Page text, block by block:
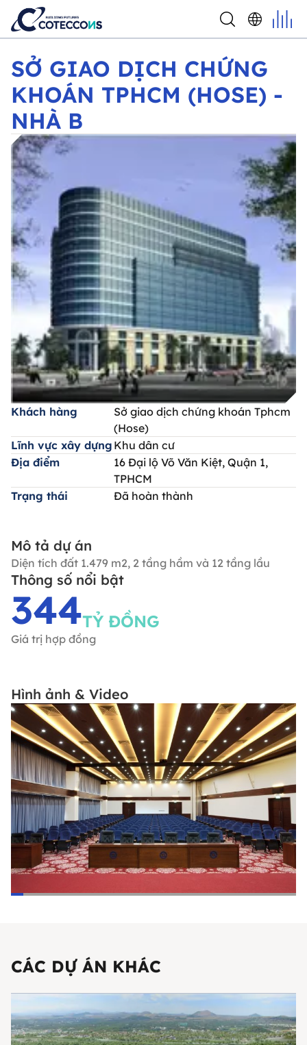
NHÀ B
SỞ GIAO DỊCH CHỨNG
KHOÁN TPHCM (HOSE) -
NHÀ B
Khách hàng
Sở giao dịch chứng khoán Tphcm
(Hose)
Lĩnh vực xây dựng Khu dân cư
Địa điểm
16 Đại lộ Võ Văn Kiệt, Quận 1,
TPHCM
Trạng thái
Đã hoàn thành
Mô tả dự án
Diện tích đất 1.479 m2, 2 tầng hầm và 12 tầng lầu
Thông số nổi bật
344TỶ ĐỒNG
Giá trị hợp đồng
Hình ảnh & Video
CÁC DỰ ÁN KHÁC